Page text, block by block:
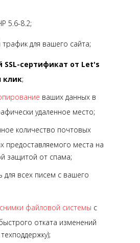
5.6-8.2;
для вашего сайта;
SSL-сертификат от Let's
клик;
ваших данных в
удаленное место;
количество почтовых
предоставляемого места на
защитой от спама;
для всех писем с вашего
снимки файловой системы с
отката изменений